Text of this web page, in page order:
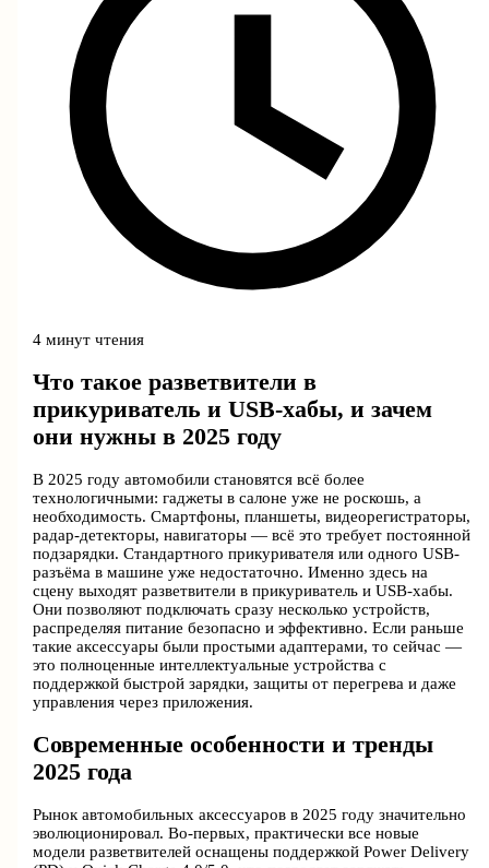
4 минут чтения
Что такое разветвители в
прикуриватель и USB-хабы, и зачем
они нужны в 2025 году
В 2025 году автомобили становятся всё более
технологичными: гаджеты в салоне уже не роскошь, а
необходимость. Смартфоны, планшеты, видеорегистраторы,
радар-детекторы, навигаторы — всё это требует постоянной
подзарядки. Стандартного прикуривателя или одного USB-
разъёма в машине уже недостаточно. Именно здесь на
сцену выходят разветвители в прикуриватель и USB-хабы.
Они позволяют подключать сразу несколько устройств,
распределяя питание безопасно и эффективно. Если раньше
такие аксессуары были простыми адаптерами, то сейчас —
это полноценные интеллектуальные устройства с
поддержкой быстрой зарядки, защиты от перегрева и даже
управления через приложения.
Современные особенности и тренды
2025 года
Рынок автомобильных аксессуаров в 2025 году значительно
эволюционировал. Во-первых, практически все новые
модели разветвителей оснащены поддержкой Power Delivery